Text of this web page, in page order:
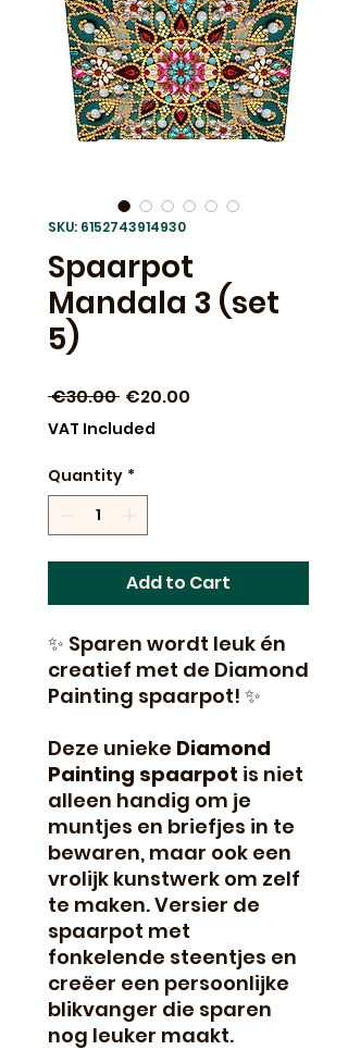
SKU: 6152743914930
Spaarpot
Mandala 3 (set
5)
€30.00 Regular
Price
€20.00
VAT Included
Quantity *
Add to Cart
✨ Sparen wordt leuk én
creatief met de Diamond
Painting spaarpot! ✨
Deze unieke Diamond
Painting spaarpot is niet
alleen handig om je
muntjes en briefjes in te
bewaren, maar ook een
vrolijk kunstwerk om zelf
te maken. Versier de
spaarpot met
fonkelende steentjes en
creëer een persoonlijke
blikvanger die sparen
nog leuker maakt.